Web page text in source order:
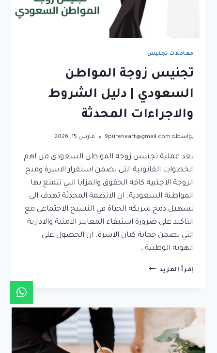
معاملات تجنيس
تجنيس زوجة المواطن
السعودي | دليل الشروط
والاجراءات المحدثة
بواسطة 9pureheart@gmail.com مارس 15, 2026
تعد عملية تجنيس زوجة المواطن السعودي من اهم
الخطوات القانونية التي تضمن استقرار الاسرة ومنح
الزوجة الاجنبية كافة الحقوق والمزايا التي تتمتع بها
المواطنة السعودية. ان الانظمة المحدثة تهدف الى
تسهيل دمج شريكة الحياة في النسيج الاجتماعي مع
التاكيد على ضرورة استيفاء المعايير الامنية والادارية
التي تضمن حماية كيان الاسرة. ان الحصول على
الهوية الوطنية…
إقرأ المزيد تجنيس
|
الشروط
والاجراءات
المحدثة